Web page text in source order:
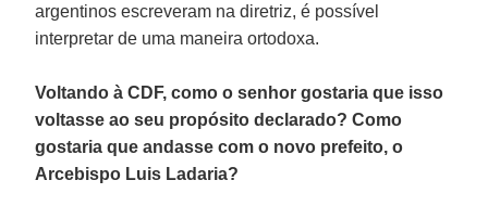
argentinos escreveram na diretriz, é possível
interpretar de uma maneira ortodoxa.
Voltando à CDF, como o senhor gostaria que isso
voltasse ao seu propósito declarado? Como
gostaria que andasse com o novo prefeito, o
Arcebispo Luis Ladaria?